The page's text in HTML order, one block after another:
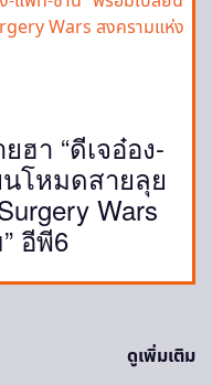
ฮา “ดีเจอ๋อง-
โหมดสายลุย
Wars
อีพี6
ดูเพิ่มเติม